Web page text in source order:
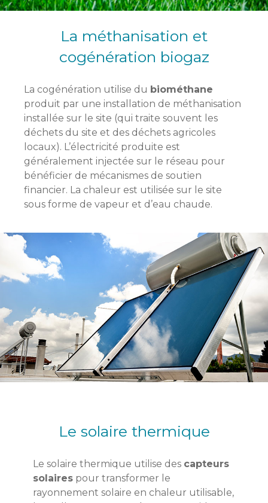
La méthanisation et
cogénération biogaz
La cogénération utilise du biométhane
produit par une installation de méthanisation
installée sur le site (qui traite souvent les
déchets du site et des déchets agricoles
locaux). L’électricité produite est
généralement injectée sur le réseau pour
bénéficier de mécanismes de soutien
financier. La chaleur est utilisée sur le site
sous forme de vapeur et d’eau chaude.
Le solaire thermique
Le solaire thermique utilise des capteurs
solaires pour transformer le
rayonnement solaire en chaleur utilisable,